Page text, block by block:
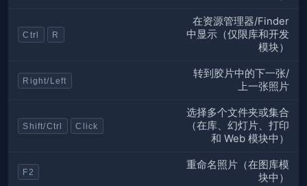
Ctrl R
在资源管理器/Finder
中显示（仅限库和开发
模块）
Right/Left
转到胶片中的下一张/
上一张照片
Shift/Ctrl Click
选择多个文件夹或集合
（在库、幻灯片、打印
和 Web 模块中）
F2
重命名照片（在图库模
块中）